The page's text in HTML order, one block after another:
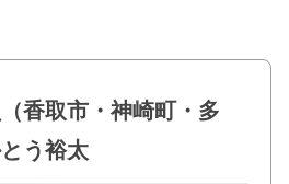
香取市・神崎町・多
う裕太